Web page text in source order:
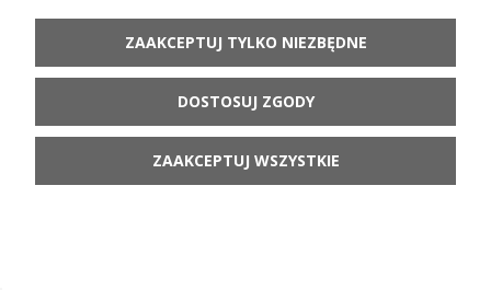
Miska ø 9,6 cm V 0,12 L GU1384DEK111
ZAAKCEPTUJ TYLKO NIEZBĘDNE
DOSTOSUJ ZGODY
ZAAKCEPTUJ WSZYSTKIE